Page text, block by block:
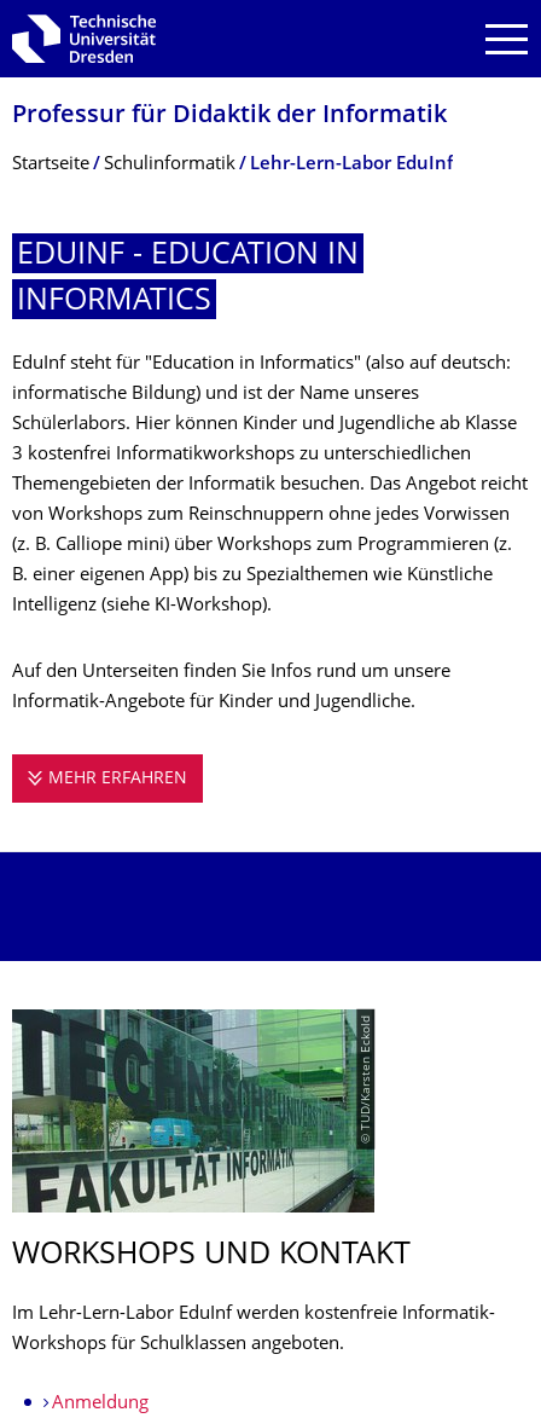
Zur Hauptnavigation springen
Zur Suche springen
Zum Inhalt springen
Professur für Didaktik der Informatik
Breadcrumb-Menü
Startseite Schul­informatik Lehr-Lern-Labor EduInf
EDUINF - EDUCATION IN
INFORMATICS
EduInf steht für "Education in Informatics" (also auf deutsch:
informatische Bildung) und ist der Name unseres
Schülerlabors. Hier können Kinder und Jugendliche ab Klasse
3 kostenfrei Informatikworkshops zu unterschiedlichen
Themengebieten der Informatik besuchen. Das Angebot reicht
von Workshops zum Reinschnuppern ohne jedes Vorwissen
(z. B. Calliope mini) über Workshops zum Programmieren (z.
B. einer eigenen App) bis zu Spezialthemen wie Künstliche
Intelligenz (siehe KI-Workshop).
Auf den Unterseiten finden Sie Infos rund um unsere
Informatik-Angebote für Kinder und Jugendliche.
MEHR ERFAHREN
© TUD/Karsten Eckold
WORKSHOPS UND KONTAKT
Im Lehr-Lern-Labor EduInf werden kostenfreie Informatik-
Workshops für Schulklassen angeboten.
Anmeldung